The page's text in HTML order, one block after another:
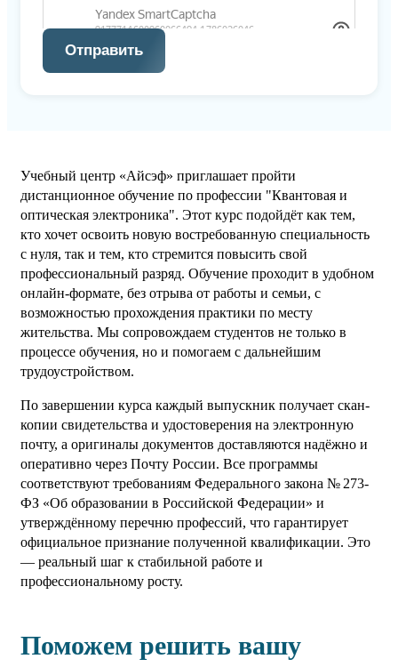
Отправить
Учебный центр «Айсэф» приглашает пройти
дистанционное обучение по профессии "Квантовая и
оптическая электроника". Этот курс подойдёт как тем,
кто хочет освоить новую востребованную специальность
с нуля, так и тем, кто стремится повысить свой
профессиональный разряд. Обучение проходит в удобном
онлайн-формате, без отрыва от работы и семьи, с
возможностью прохождения практики по месту
жительства. Мы сопровождаем студентов не только в
процессе обучения, но и помогаем с дальнейшим
трудоустройством.
По завершении курса каждый выпускник получает скан-
копии свидетельства и удостоверения на электронную
почту, а оригиналы документов доставляются надёжно и
оперативно через Почту России. Все программы
соответствуют требованиям Федерального закона № 273-
ФЗ «Об образовании в Российской Федерации» и
утверждённому перечню профессий, что гарантирует
официальное признание полученной квалификации. Это
— реальный шаг к стабильной работе и
профессиональному росту.
Поможем решить вашу